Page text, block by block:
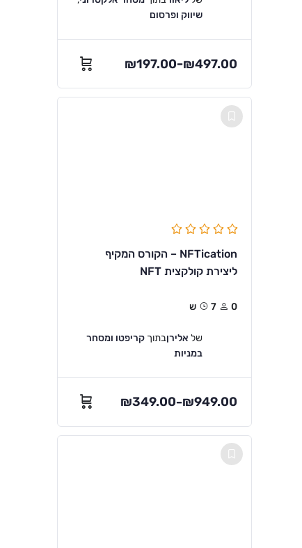
שיווק ופרסום
₪197.00–₪497.00
NFTication – הקורס המקיף
ליצירת קולקצית NFT
0 7ש
של אלירןבתוך קריפטו ומסחר
במניות
₪349.00–₪949.00